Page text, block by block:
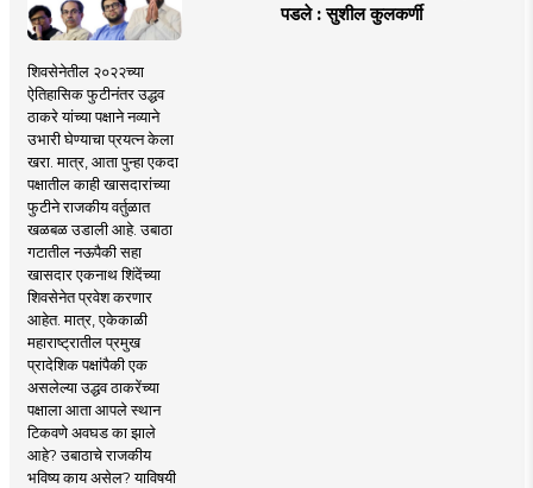
पडले : सुशील कुलकर्णी
शिवसेनेतील २०२२च्या
ऐतिहासिक फुटीनंतर उद्धव
ठाकरे यांच्या पक्षाने नव्याने
उभारी घेण्याचा प्रयत्न केला
खरा. मात्र, आता पुन्हा एकदा
पक्षातील काही खासदारांच्या
फुटीने राजकीय वर्तुळात
खळबळ उडाली आहे. उबाठा
गटातील नऊपैकी सहा
खासदार एकनाथ शिंदेंच्या
शिवसेनेत प्रवेश करणार
आहेत. मात्र, एकेकाळी
महाराष्ट्रातील प्रमुख
प्रादेशिक पक्षांपैकी एक
असलेल्या उद्धव ठाकरेंच्या
पक्षाला आता आपले स्थान
टिकवणे अवघड का झाले
आहे? उबाठाचे राजकीय
भविष्य काय असेल? याविषयी